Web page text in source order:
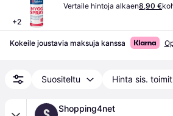
+2
Vertaile hintoja alkaen8,90 €
Kokeile joustavia maksuja kanssa
Suositeltu Hinta sis.
Shopping4net